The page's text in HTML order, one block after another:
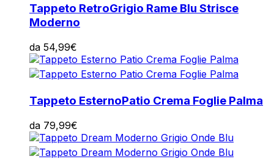
Tappeto RetroGrigio Rame Blu Strisce
Moderno
da 54,99€
Tappeto EsternoPatio Crema Foglie Palma
da 79,99€